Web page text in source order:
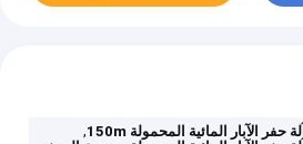
آلة حفر الآبار المائية المحمولة 150m
,